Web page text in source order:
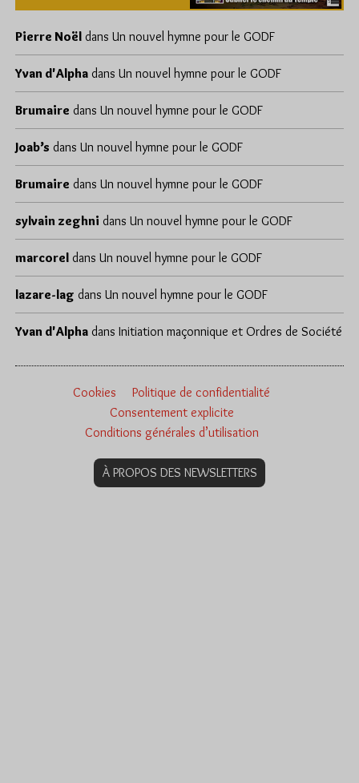
Pierre Noël dans Un nouvel hymne pour le GODF
Yvan d'Alpha dans Un nouvel hymne pour le GODF
Brumaire dans Un nouvel hymne pour le GODF
Joab’s dans Un nouvel hymne pour le GODF
Brumaire dans Un nouvel hymne pour le GODF
sylvain zeghni dans Un nouvel hymne pour le GODF
marcorel dans Un nouvel hymne pour le GODF
lazare-lag dans Un nouvel hymne pour le GODF
Yvan d'Alpha dans Initiation maçonnique et Ordres de Société
Cookies
Politique de confidentialité
Consentement explicite
Conditions générales d’utilisation
À PROPOS DES NEWSLETTERS